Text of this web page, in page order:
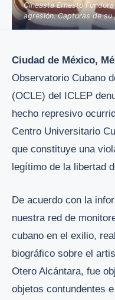
Cineasta Ernesto
agresión. Capturas de su
Ciudad de México,
Observatorio Cubano
(OCLE) del ICLEP
hecho represivo
Centro Universitario
que constituye una
legítimo de la libertad
De acuerdo con la
nuestra red de
cubano en el exilio,
biográfico sobre el
Otero Alcántara, fue
objetos contundentes